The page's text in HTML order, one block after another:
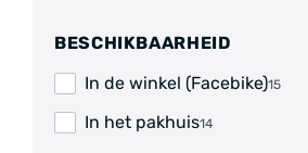
BESCHIKBAARHEID
In de winkel (Facebike)15
In het pakhuis14